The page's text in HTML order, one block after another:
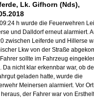
Lk. Gifhorn (Nds),
h wurde die Feuerwehren
und Dalldorf erneut alarmiert.
zwischen Leiferde und Hillerse
Lkw von der Straße
sollte im Fahrzeug
Da nicht klar erkennbar war, ob
geladen hatte, wurde die
Meinersen alarmiert. Vor
der Fahrer war von